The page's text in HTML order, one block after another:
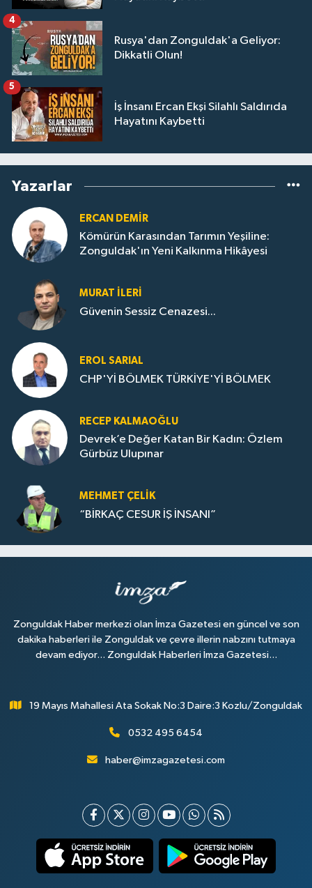
Rusya'dan Zonguldak'a Geliyor:
Dikkatli Olun!
4
İş İnsanı Ercan Ekşi Silahlı Saldırıda
Hayatını Kaybetti
5
Yazarlar
ERCAN DEMIR
Kömürün Karasından Tarımın Yeşiline:
Zonguldak'ın Yeni Kalkınma Hikâyesi
MURAT İLERI
Güvenin Sessiz Cenazesi...
EROL SARIAL
CHP'Yİ BÖLMEK TÜRKİYE'Yİ BÖLMEK
RECEP KALMAOĞLU
Devrek’e Değer Katan Bir Kadın: Özlem
Gürbüz Ulupınar
MEHMET ÇELIK
“BİRKAÇ CESUR İŞ İNSANI”
Zonguldak Haber merkezi olan İmza Gazetesi en güncel ve son
dakika haberleri ile Zonguldak ve çevre illerin nabzını tutmaya
devam ediyor... Zonguldak Haberleri İmza Gazetesi...
19 Mayıs Mahallesi Ata Sokak No:3 Daire:3 Kozlu/Zonguldak
0532 495 6454
haber@imzagazetesi.com